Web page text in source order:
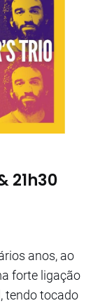
21h30
anos, ao
forte ligação
tendo tocado